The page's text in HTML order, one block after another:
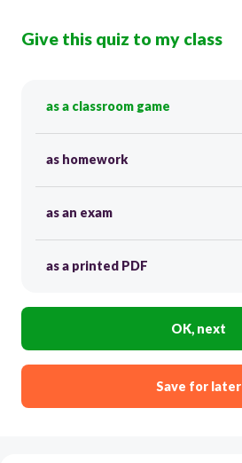
Give this quiz to my class
as a classroom game
as homework
as an exam
as a printed PDF
OK, next
Save for later